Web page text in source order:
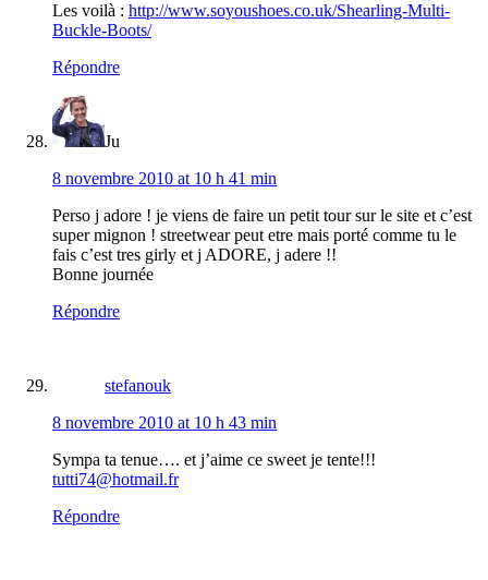
Les voilà : http://www.soyoushoes.co.uk/Shearling-Multi-
Buckle-Boots/
Répondre
Ju
8 novembre 2010 at 10 h 41 min
Perso j adore ! je viens de faire un petit tour sur le site et c’est
super mignon ! streetwear peut etre mais porté comme tu le
fais c’est tres girly et j ADORE, j adere !!
Bonne journée
Répondre
stefanouk
8 novembre 2010 at 10 h 43 min
Sympa ta tenue…. et j’aime ce sweet je tente!!!
tutti74@hotmail.fr
Répondre